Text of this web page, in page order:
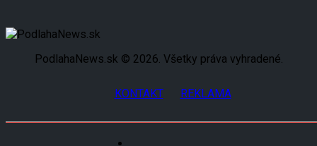
PodlahaNews.sk © 2026. Všetky práva vyhradené.
KONTAKT REKLAMA